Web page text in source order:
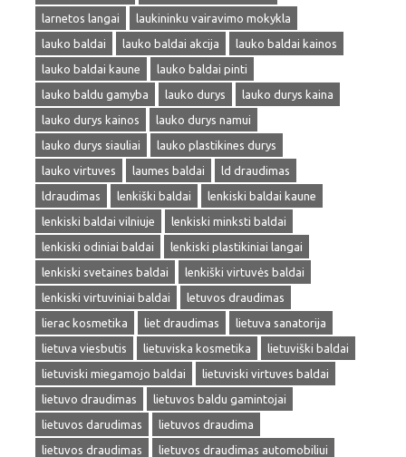
larnetos langai
laukininku vairavimo mokykla
lauko baldai
lauko baldai akcija
lauko baldai kainos
lauko baldai kaune
lauko baldai pinti
lauko baldu gamyba
lauko durys
lauko durys kaina
lauko durys kainos
lauko durys namui
lauko durys siauliai
lauko plastikines durys
lauko virtuves
laumes baldai
ld draudimas
ldraudimas
lenkiški baldai
lenkiski baldai kaune
lenkiski baldai vilniuje
lenkiski minksti baldai
lenkiski odiniai baldai
lenkiski plastikiniai langai
lenkiski svetaines baldai
lenkiški virtuvės baldai
lenkiski virtuviniai baldai
letuvos draudimas
lierac kosmetika
liet draudimas
lietuva sanatorija
lietuva viesbutis
lietuviska kosmetika
lietuviški baldai
lietuviski miegamojo baldai
lietuviski virtuves baldai
lietuvo draudimas
lietuvos baldu gamintojai
lietuvos darudimas
lietuvos draudima
lietuvos draudimas
lietuvos draudimas automobiliui